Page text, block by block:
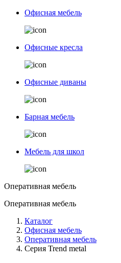
Офисная мебель
Офисные кресла
Офисные диваны
Барная мебель
Мебель для школ
Оперативная мебель
Оперативная мебель
Каталог
Офисная мебель
Оперативная мебель
Серия Trend metal